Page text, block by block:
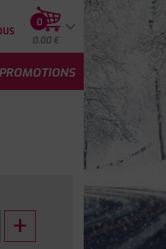
0
0.00 €
PROMOTIONS